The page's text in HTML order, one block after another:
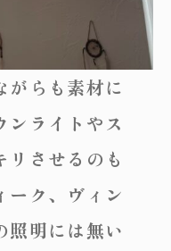
がらも素材に
ンライトやス
リさせるのも
ーク、ヴィン
照明には無い